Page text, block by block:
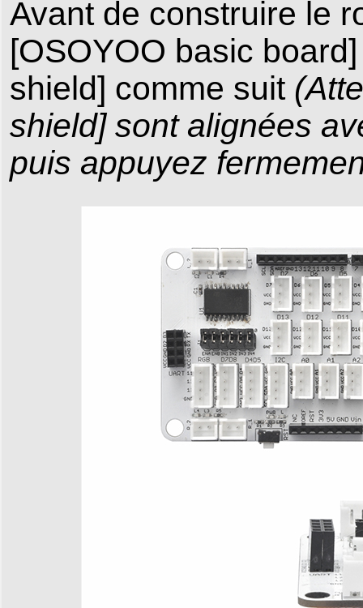
Avant de construire le
[OSOYOO basic
shield] comme suit
shield] sont alignées
puis appuyez